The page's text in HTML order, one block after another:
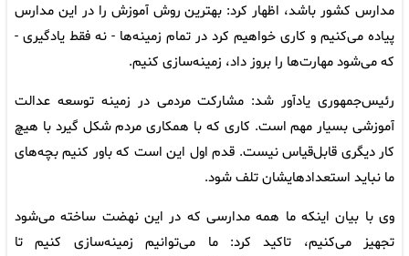
مدارس کشور باشد، اظهار کرد: بهترین روش آموزش را در این مدارس
پیاده می‌کنیم و کاری خواهیم کرد در تمام زمینه‌ها - نه فقط یادگیری -
که می‌شود مهارت‌ها را بروز داد، زمینه‌سازی کنیم.
رئیس‌جمهوری یادآور شد: مشارکت مردمی در زمینه توسعه عدالت
آموزشی بسیار مهم است. کاری که با همکاری مردم شکل گیرد با هیچ
کار دیگری قابل‌قیاس نیست. قدم اول این است که باور کنیم بچه‌های
ما نباید استعدادهایشان تلف شود.
وی با بیان اینکه ما همه مدارسی که در این نهضت ساخته‌ می‌شود
تجهیز می‌کنیم، تاکید کرد: ما می‌توانیم زمینه‌سازی کنیم تا